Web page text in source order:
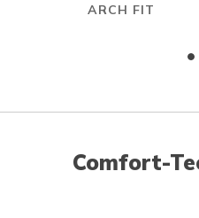
ARCH FIT
Comfort-